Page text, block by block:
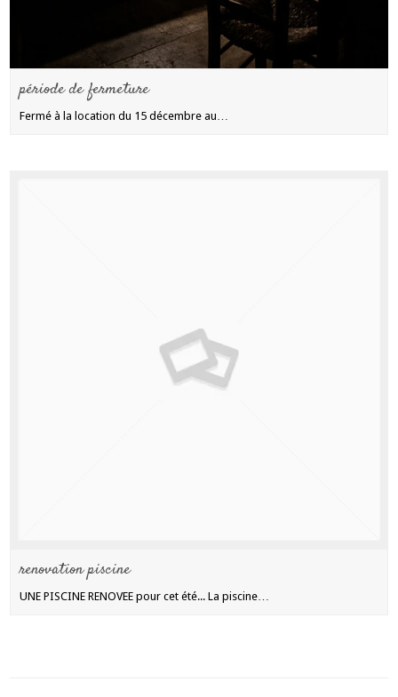
période de fermeture
Fermé à la location du 15 décembre au…
renovation piscine
UNE PISCINE RENOVEE pour cet été... La piscine…